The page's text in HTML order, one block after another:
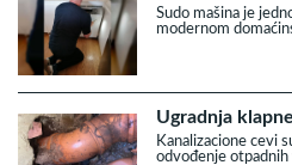
Sudo mašina je
modernom
Ugradnja
Kanalizacione cevi
odvođenje otpadnih